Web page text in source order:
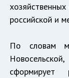
российской и
По словам